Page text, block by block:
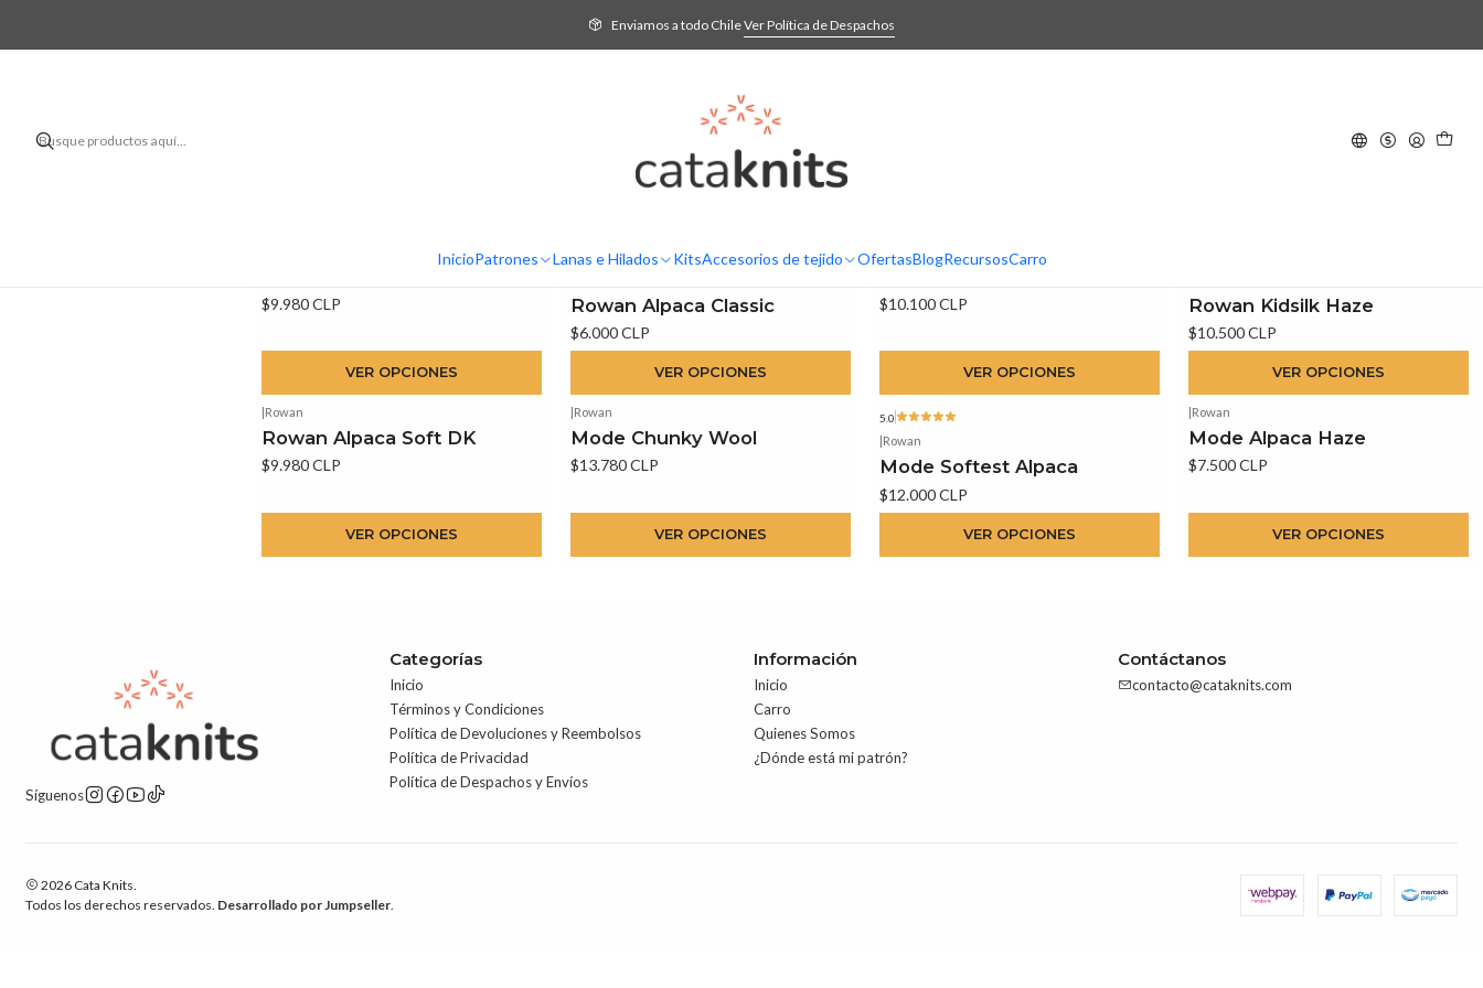
InicioPatrones Lanas e Hilados KitsAccesorios de tejido OfertasBlogRecursosCarro
Enviamos a todo ChileVer Política de Despachos
Inicio Lanas e Hilados Por Marca Rowan
Rowan
Descubre su elegancia, calidad y paleta de colores inigualable.
¡Inspírate y crea proyectos soñados!
$9.980 CLP
VER OPCIONES
4.5
Rowan Alpaca Classic
$6.000 CLP
VER OPCIONES
$10.100 CLP
VER OPCIONES
Rowan Kidsilk Haze
$10.500 CLP
VER OPCIONES
|Rowan
Rowan Alpaca Soft DK
$9.980 CLP
VER OPCIONES
|Rowan
Mode Chunky Wool
$13.780 CLP
VER OPCIONES
5.0
|Rowan
Mode Softest Alpaca
$12.000 CLP
VER OPCIONES
|Rowan
Mode Alpaca Haze
$7.500 CLP
VER OPCIONES
Síguenos
Categorías
Inicio
Términos y Condiciones
Política de Devoluciones y Reembolsos
Política de Privacidad
Política de Despachos y Envíos
Información
Inicio
Carro
Quienes Somos
¿Dónde está mi patrón?
Contáctanos
contacto@cataknits.com
2026 Cata Knits.
Todos los derechos reservados. Desarrollado por Jumpseller.